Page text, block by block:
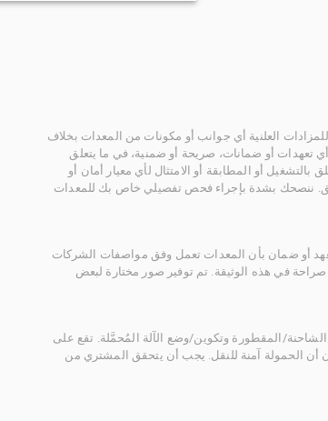
العلنية أي جوانب أو مكونات من المعدات بخلاف
تعهدات أو ضمانات، صريحة أو ضمنية، في ما يتعلق
أو المطابقة أو الامتثال لأي معيار أمان أو
ننصحك بشدة بإجراء فحص تفصيلي خاص بك للمعدات
أو ضمان بأن المعدات تعمل وفق مواصفات الشركات
في هذه الوثيقة. تم توفير صور مختارة لبعض
الشاحنة/المقطورة وتكوين/وضع الآلة المُحمَّلة. تقع على
أن الحمولة آمنة للنقل. يجب أن يتحقق المشتري من